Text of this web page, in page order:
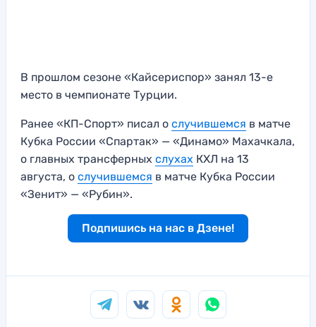
В прошлом сезоне «Кайсериспор» занял 13-е
место в чемпионате Турции.
Ранее «КП-Спорт» писал о случившемся в матче
Кубка России «Спартак» — «Динамо» Махачкала,
о главных трансферных слухах КХЛ на 13
августа, о случившемся в матче Кубка России
«Зенит» — «Рубин».
Подпишись на нас в Дзене!